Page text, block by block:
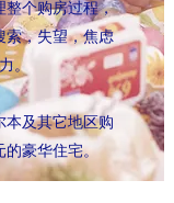
整个购房过程，
索，失望，焦虑
。
本及其它地区购
的豪华住宅。